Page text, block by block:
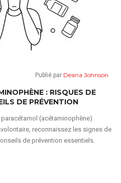
Publié par Deana Johnson
: RISQUES DE
DE PRÉVENTION
(acétaminophène).
reconnaissez les signes de
de prévention essentiels.